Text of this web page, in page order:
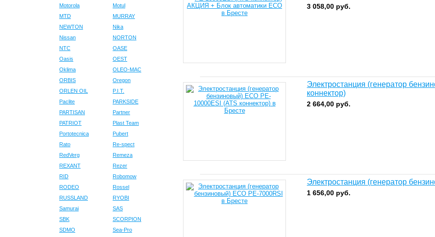
Motorola
Motul
MTD
MURRAY
NEWTON
Nika
Nissan
NORTON
NTC
OASE
Oasis
OEST
Oklima
OLEO-MAC
ORBIS
Oregon
ORLEN OIL
P.I.T.
Paclite
PARKSIDE
PARTISAN
Partner
PATRIOT
Plast Team
Portotecnica
Pubert
Rato
Re-spect
RedVerg
Remeza
REXANT
Rezer
RID
Robomow
RODEO
Rossel
RUSSLAND
RYOBI
Samurai
SAS
SBK
SCORPION
SDMO
Sea-Pro
3 058,00 руб.
Электростанция (генератор
коннектор)
2 664,00 руб.
Электростанция (генератор
1 656,00 руб.